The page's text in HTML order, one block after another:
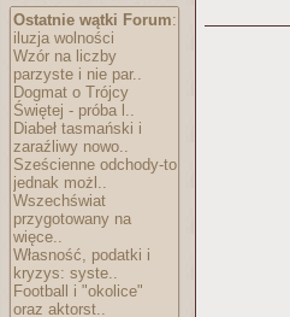
Ostatnie wątki Forum:
iluzja wolności
Wzór na liczby
parzyste i nie par..
Dogmat o Trójcy
Świętej - próba l..
Diabeł tasmański i
zaraźliwy nowo..
Sześcienne odchody-to
jednak możl..
Wszechświat
przygotowany na
więce..
Własność, podatki i
kryzys: syste..
Football i "okolice"
oraz aktorst..